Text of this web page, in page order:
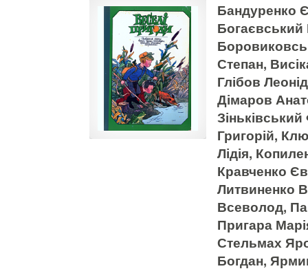
Бандуренко
Степан,
Глібов
Дімаров
Григорій,
Лідія,
Кравченко
Литвиненко
Всеволод,
Пригара
Стельмах
Богдан,